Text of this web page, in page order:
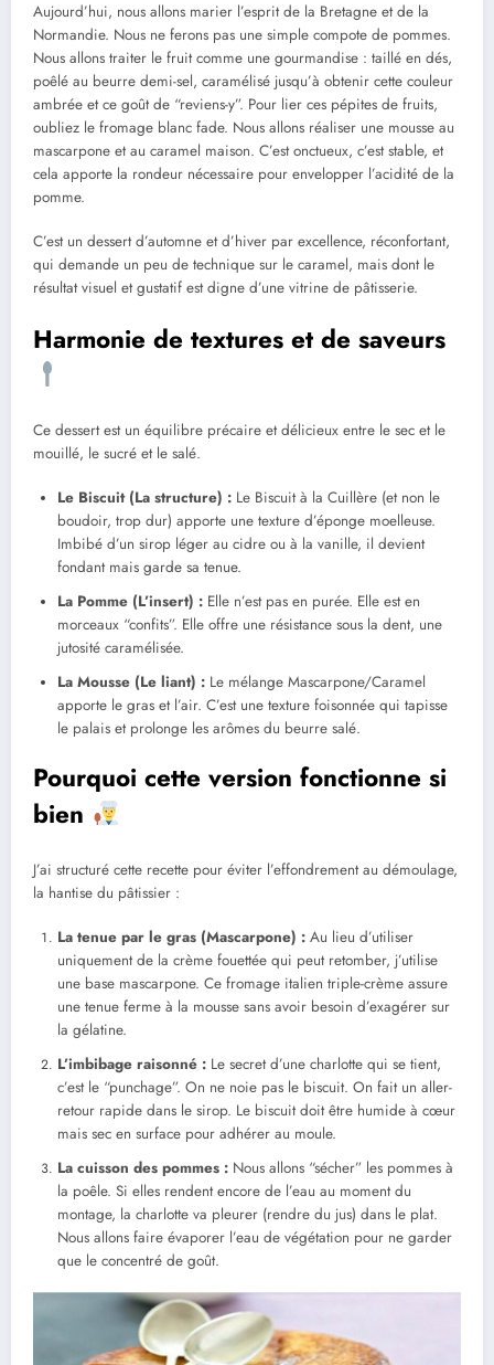
Aujourd’hui, nous allons marier l’esprit de la Bretagne et de la
Normandie. Nous ne ferons pas une simple compote de pommes.
Nous allons traiter le fruit comme une gourmandise : taillé en dés,
poêlé au beurre demi-sel, caramélisé jusqu’à obtenir cette couleur
ambrée et ce goût de “reviens-y”. Pour lier ces pépites de fruits,
oubliez le fromage blanc fade. Nous allons réaliser une mousse au
mascarpone et au caramel maison. C’est onctueux, c’est stable, et
cela apporte la rondeur nécessaire pour envelopper l’acidité de la
pomme.
C’est un dessert d’automne et d’hiver par excellence, réconfortant,
qui demande un peu de technique sur le caramel, mais dont le
résultat visuel et gustatif est digne d’une vitrine de pâtisserie.
Harmonie de textures et de saveurs
Ce dessert est un équilibre précaire et délicieux entre le sec et le
mouillé, le sucré et le salé.
Le Biscuit (La structure) : Le Biscuit à la Cuillère (et non le
boudoir, trop dur) apporte une texture d’éponge moelleuse.
Imbibé d’un sirop léger au cidre ou à la vanille, il devient
fondant mais garde sa tenue.
La Pomme (L’insert) : Elle n’est pas en purée. Elle est en
morceaux “confits”. Elle offre une résistance sous la dent, une
jutosité caramélisée.
La Mousse (Le liant) : Le mélange Mascarpone/Caramel
apporte le gras et l’air. C’est une texture foisonnée qui tapisse
le palais et prolonge les arômes du beurre salé.
Pourquoi cette version fonctionne si
bien
J’ai structuré cette recette pour éviter l’effondrement au démoulage,
la hantise du pâtissier :
La tenue par le gras (Mascarpone) : Au lieu d’utiliser
uniquement de la crème fouettée qui peut retomber, j’utilise
une base mascarpone. Ce fromage italien triple-crème assure
une tenue ferme à la mousse sans avoir besoin d’exagérer sur
la gélatine.
L’imbibage raisonné : Le secret d’une charlotte qui se tient,
c’est le “punchage”. On ne noie pas le biscuit. On fait un aller-
retour rapide dans le sirop. Le biscuit doit être humide à cœur
mais sec en surface pour adhérer au moule.
La cuisson des pommes : Nous allons “sécher” les pommes à
la poêle. Si elles rendent encore de l’eau au moment du
montage, la charlotte va pleurer (rendre du jus) dans le plat.
Nous allons faire évaporer l’eau de végétation pour ne garder
que le concentré de goût.